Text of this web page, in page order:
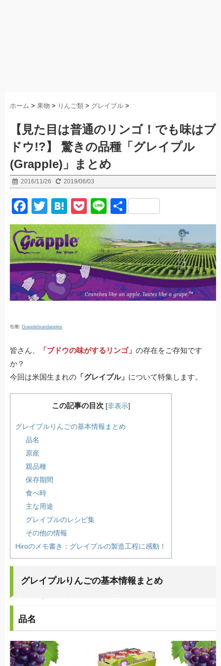
ホーム > 果物 > りんご類 > グレイプル >
【見た目は普通のリンゴ！でも味はブ
ドウ!?】 驚きの品種「グレイプル
(Grapple)」まとめ
2016/11/26 2019/06/03
F
a
c
e
b
o
o
T
wi
tt
er
H
at
e
n
a
P
o
ck
et
Li
n
e
共
有
引用: Grapplebrandapples
皆さん、 「ブドウの味がするリンゴ」 の存在をご存知です
か？
今回は米国生まれの 「グレイプル」 について特集します。
この記事の目次 [非表示]
グレイプルりんごの基本情報まとめ
品名
原産
親品種
保存期間
食べ時
主な用途
グレイプルのレシピ集
その他の情報
Hiroのメモ書き：グレイプルの製造工程に感動！
グレイプルりんごの基本情報まとめ
品名